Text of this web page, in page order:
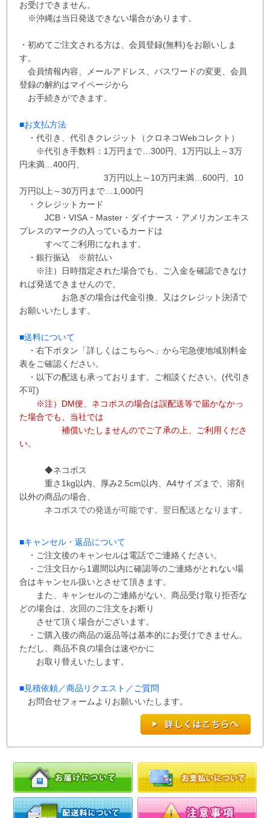
お受けできません。
※沖縄は当日発送できない場合があります。
・初めてご注文される方は、会員登録(無料)をお願いしま
す。
会員情報内容、メールアドレス、パスワードの変更、会員
登録の解約はマイページから
お手続きができます。
■お支払方法
・代引き、代引きクレジット（クロネコWebコレクト）
※代引き手数料： 1万円まで…300円、 1万円以上～3万
円未満…400円
3万円以上～10万円未満…600円
10
万円以上～30万円まで…1,000円
・クレジットカード
JCB・VISA・Master・ダイナース・アメリカンエキス
プレスのマークの入っているカードは
すべてご利用になれます。
・銀行振込 ※前払い
※注）日時指定された場合でも、ご入金を確認できなけ
れば発送できませんので、
お急ぎの場合は代金引換、又はクレジット決済で
お願いいたします。
■送料について
・右下ボタン 「詳しくはこちらへ」から宅急便地域別料金
表をご確認ください。
・以下の配送も承っております。ご相談ください。(代引き
不可)
※注）DM便、ネコポスの場合は誤配送等で届かなかっ
た場合でも、当社では
補償いたしませんのでご了承の上、ご利用くださ
い。
◆ネコポス
重さ1kg以内、
厚み2.5cm以内、A4サイズまで、溶剤
以外の商品の場合、
ネコポスでの発送が可能です。 翌日配送となります。
■キャンセル・返品について
・ご注文後のキャンセルは電話でご連絡ください。
・ご注文日から1週間以内に確認等のご連絡がとれない場
合はキャンセル扱いとさせて頂き ます。
また、 キャンセルのご連絡がない、商品受け取り拒否な
どの場合は、次回のご注文をお断り
させて頂く場合がございます。
・ご購入後の商品の返品等は基本的にお受けできません。
ただし、商品不良の場合は速やかに
お取り替えいたします。
■見積依頼／商品リクエスト／ご質問
お問合せフォームよりお願いいたします。